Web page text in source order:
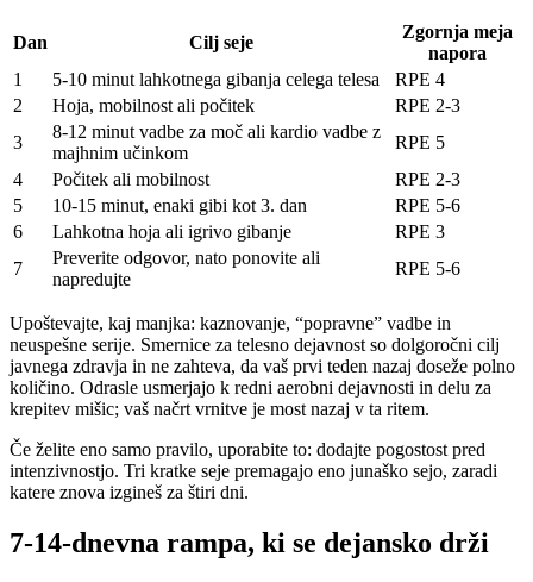
Dan Cilj seje
Zgornja meja
napora
1
5-10 minut lahkotnega gibanja celega telesa
RPE 4
2
Hoja, mobilnost ali počitek
RPE 2-3
3
8-12 minut vadbe za moč ali kardio vadbe z
majhnim učinkom
RPE 5
4
Počitek ali mobilnost
RPE 2-3
5
10-15 minut, enaki gibi kot 3. dan
RPE 5-6
6
Lahkotna hoja ali igrivo gibanje
RPE 3
7
Preverite odgovor, nato ponovite ali
napredujte
RPE 5-6
Upoštevajte, kaj manjka: kaznovanje, “popravne” vadbe in
neuspešne serije. Smernice za telesno dejavnost so dolgoročni cilj
javnega zdravja in ne zahteva, da vaš prvi teden nazaj doseže polno
količino. Odrasle usmerjajo k redni aerobni dejavnosti in delu za
krepitev mišic; vaš načrt vrnitve je most nazaj v ta ritem.
Če želite eno samo pravilo, uporabite to: dodajte pogostost pred
intenzivnostjo. Tri kratke seje premagajo eno junaško sejo, zaradi
katere znova izgineš za štiri dni.
7-14-dnevna rampa, ki se dejansko drži